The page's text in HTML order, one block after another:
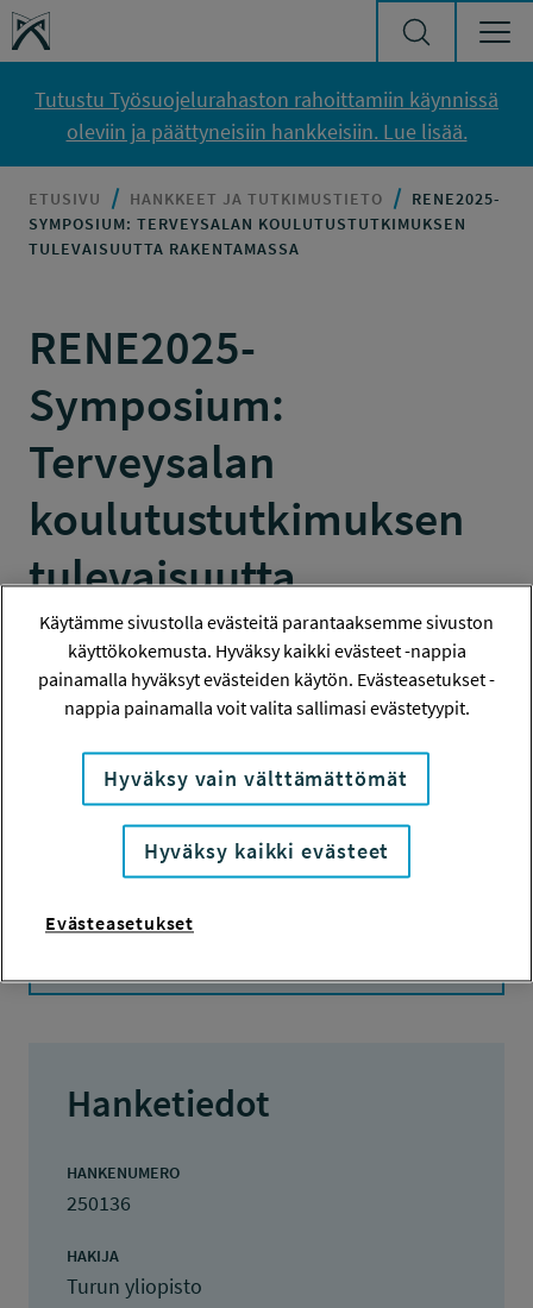
Siirry sisältöön
Työsuojelurahasto
Tutustu Työsuojelurahaston rahoittamiin käynnissä
oleviin ja päättyneisiin hankkeisiin. Lue lisää.
ETUSIVU HANKKEET JA TUTKIMUSTIETO
RENE2025-
SYMPOSIUM: TERVEYSALAN KOULUTUSTUTKIMUKSEN
TULEVAISUUTTA RAKENTAMASSA
RENE2025-
Symposium:
Terveysalan
koulutustutkimuksen
tulevaisuutta
rakentamassa
RENE2025-Symposium: Terveysalan
koulutustutkimuksen tulevaisuutta
rakentamassa
KONFERENSSI
Hanketiedot
Hanketiedot
HANKENUMERO
250136
HAKIJA
Turun yliopisto
Käytämme sivustolla evästeitä parantaaksemme sivuston
käyttökokemusta. Hyväksy kaikki evästeet -nappia
painamalla hyväksyt evästeiden käytön. Evästeasetukset -
nappia painamalla voit valita sallimasi evästetyypit.
Hyväksy vain välttämättömät
Hyväksy kaikki evästeet
Evästeasetukset